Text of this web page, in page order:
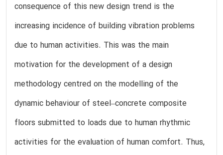
consequence of this new design trend is the
increasing incidence of building vibration problems
due to human activities. This was the main
motivation for the development of a design
methodology centred on the modelling of the
dynamic behaviour of steel–concrete composite
floors submitted to loads due to human rhythmic
activities for the evaluation of human comfort. Thus,